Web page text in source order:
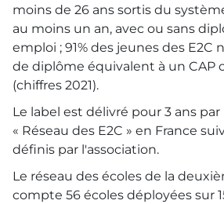
moins de 26 ans sortis du
au moins un an, avec ou sans
emploi ; 91% des jeunes des E2C
de diplôme équivalent à un CAP
(chiffres 2021).
Le label est délivré pour 3 ans par
« Réseau des E2C » en France
définis par l'association.
Le réseau des écoles de la
compte 56 écoles déployées sur